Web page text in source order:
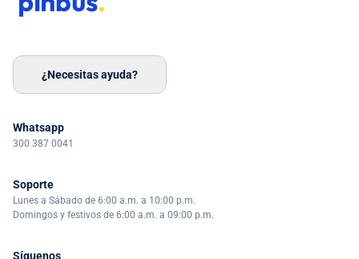
¿Necesitas ayuda?
Whatsapp
300 387 0041
Soporte
Lunes a Sábado de 6:00 a.m. a 10:00 p.m.
Domingos y festivos de 6:00 a.m. a 09:00 p.m.
Síguenos